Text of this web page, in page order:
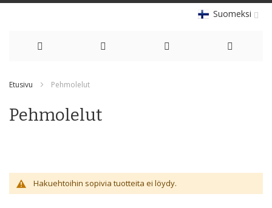
Suomeksi
Content
Etusivu Pehmolelut
Pehmolelut
Hakuehtoihin sopivia tuotteita ei löydy.